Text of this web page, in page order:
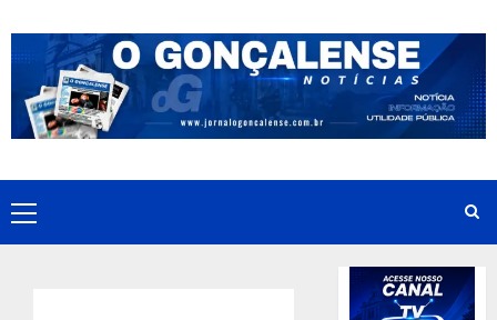
to
content
Primary
Menu